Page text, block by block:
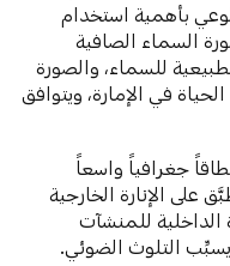
بأهمية استخدام
السماء الصافية
للسماء، والصورة
في الإمارة، ويتوافق
جغرافياً واسعاً
الإنارة الخارجية
الداخلية للمنشآت
التلوث الضوئي.